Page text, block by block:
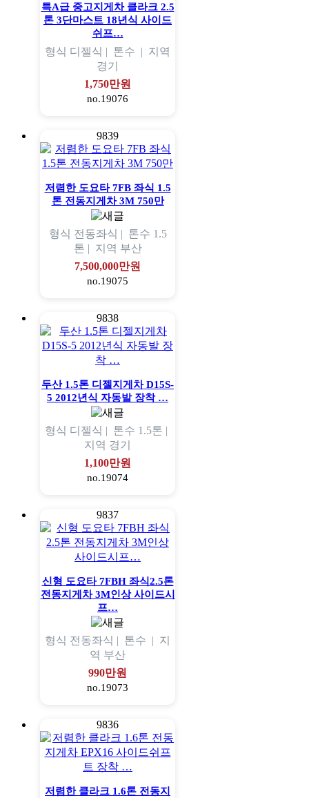
특A급 중고지게차 클라크 2.5
톤 3단마스트 18년식 사이드
쉬프…
형식 디젤식 | 톤수 | 지역
경기
1,750만원
no.19076
9839
저렴한 도요타 7FB 좌식 1.5
톤 전동지게차 3M 750만
형식 전동좌식 | 톤수 1.5
톤 | 지역 부산
7,500,000만원
no.19075
9838
두산 1.5톤 디젤지게차 D15S-
5 2012년식 자동발 장착 …
형식 디젤식 | 톤수 1.5톤 |
지역 경기
1,100만원
no.19074
9837
신형 도요타 7FBH 좌식2.5톤
전동지게차 3M인상 사이드시
프…
형식 전동좌식 | 톤수 | 지
역 부산
990만원
no.19073
9836
저렴한 클라크 1.6톤 전동지